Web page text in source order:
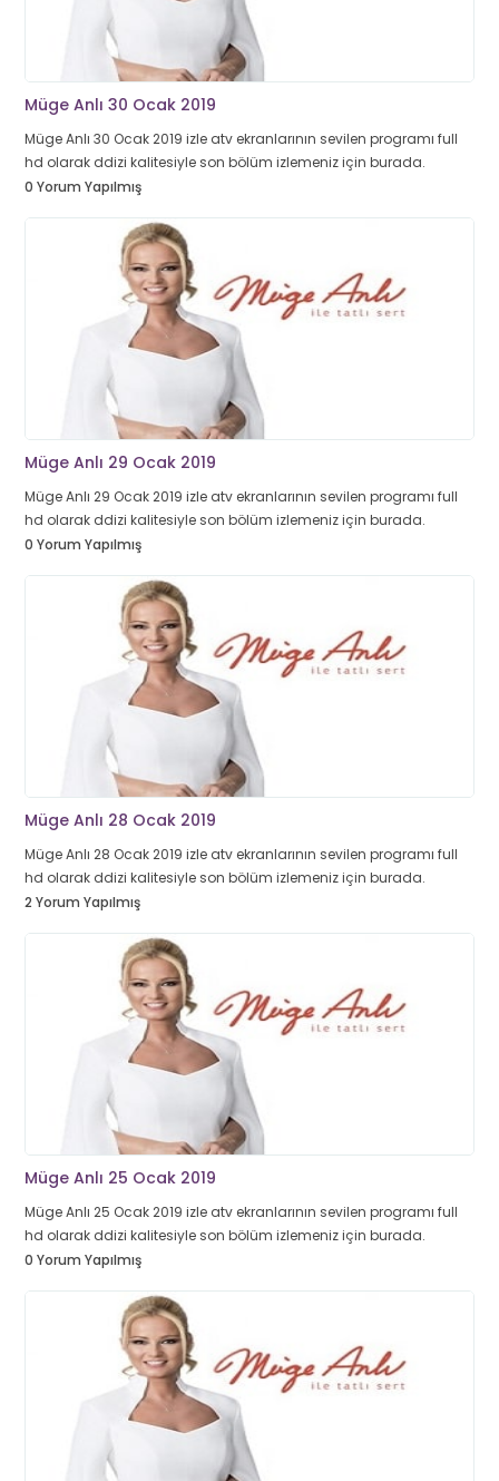
Müge Anlı 30 Ocak 2019
Müge Anlı 30 Ocak 2019 izle atv ekranlarının sevilen programı full
hd olarak ddizi kalitesiyle son bölüm izlemeniz için burada.
0 Yorum Yapılmış
Müge Anlı 29 Ocak 2019
Müge Anlı 29 Ocak 2019 izle atv ekranlarının sevilen programı full
hd olarak ddizi kalitesiyle son bölüm izlemeniz için burada.
0 Yorum Yapılmış
Müge Anlı 28 Ocak 2019
Müge Anlı 28 Ocak 2019 izle atv ekranlarının sevilen programı full
hd olarak ddizi kalitesiyle son bölüm izlemeniz için burada.
2 Yorum Yapılmış
Müge Anlı 25 Ocak 2019
Müge Anlı 25 Ocak 2019 izle atv ekranlarının sevilen programı full
hd olarak ddizi kalitesiyle son bölüm izlemeniz için burada.
0 Yorum Yapılmış